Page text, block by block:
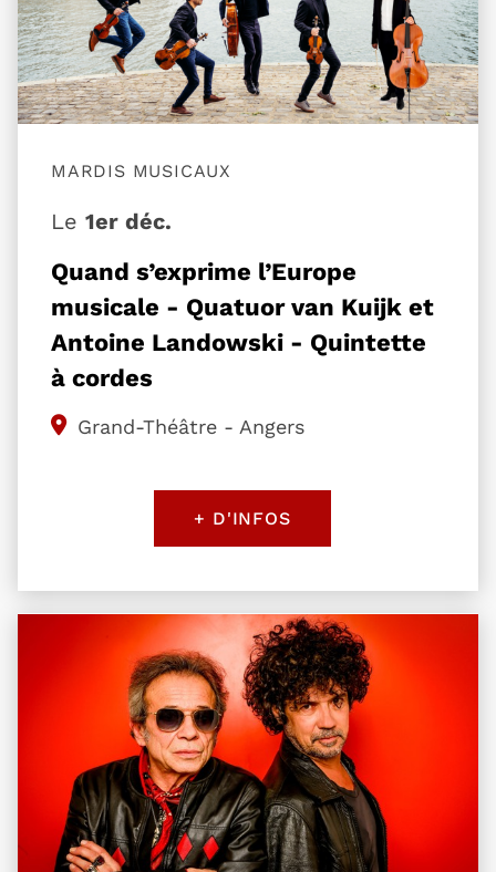
Quand s’exprime l’Europe
musicale - Quatuor van Kuijk et
Antoine Landowski - Quintette
à cordes
MARDIS MUSICAUX
Le 1er déc.
Grand-Théâtre - Angers
+ D'INFOS
Plus d'information sur l'évènement Un enfant